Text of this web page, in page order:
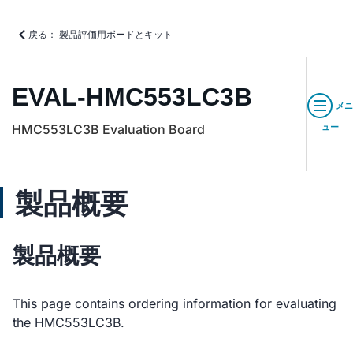
戻る： 製品評価用ボードとキット
EVAL-HMC553LC3B
HMC553LC3B Evaluation Board
メニ
ュー
製品概要
製品概要
This page contains ordering information for evaluating
the HMC553LC3B.